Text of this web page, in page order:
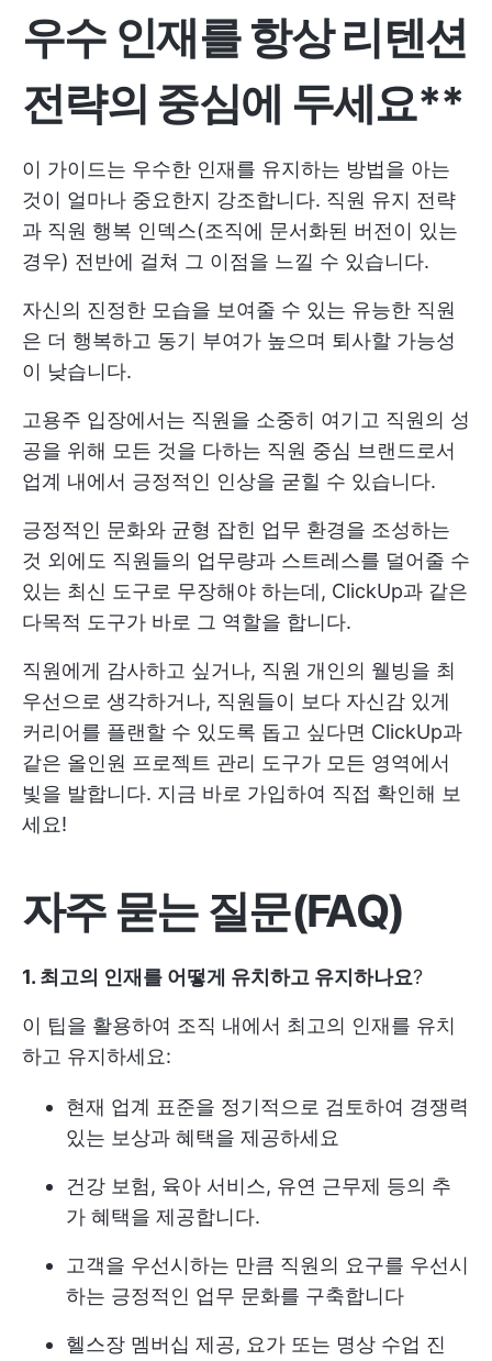
우수 인재를 항상 리텐션
전략의 중심에 두세요**
이 가이드는 우수한 인재를 유지하는 방법을 아는
것이 얼마나 중요한지 강조합니다. 직원 유지 전략
과 직원 행복 인덱스(조직에 문서화된 버전이 있는
경우) 전반에 걸쳐 그 이점을 느낄 수 있습니다.
자신의 진정한 모습을 보여줄 수 있는 유능한 직원
은 더 행복하고 동기 부여가 높으며 퇴사할 가능성
이 낮습니다.
고용주 입장에서는 직원을 소중히 여기고 직원의 성
공을 위해 모든 것을 다하는 직원 중심 브랜드로서
업계 내에서 긍정적인 인상을 굳힐 수 있습니다.
긍정적인 문화와 균형 잡힌 업무 환경을 조성하는
것 외에도 직원들의 업무량과 스트레스를 덜어줄 수
있는 최신 도구로 무장해야 하는데, ClickUp과 같은
다목적 도구가 바로 그 역할을 합니다.
직원에게 감사하고 싶거나, 직원 개인의 웰빙을 최
우선으로 생각하거나, 직원들이 보다 자신감 있게
커리어를 플랜할 수 있도록 돕고 싶다면 ClickUp과
같은 올인원 프로젝트 관리 도구가 모든 영역에서
빛을 발합니다. 지금 바로 가입하여 직접 확인해 보
세요!
자주 묻는 질문(FAQ)
1. 최고의 인재를 어떻게 유치하고 유지하나요?
이 팁을 활용하여 조직 내에서 최고의 인재를 유치
하고 유지하세요:
현재 업계 표준을 정기적으로 검토하여 경쟁력
있는 보상과 혜택을 제공하세요
건강 보험, 육아 서비스, 유연 근무제 등의 추
가 혜택을 제공합니다.
고객을 우선시하는 만큼 직원의 요구를 우선시
하는 긍정적인 업무 문화를 구축합니다
헬스장 멤버십 제공, 요가 또는 명상 수업 진